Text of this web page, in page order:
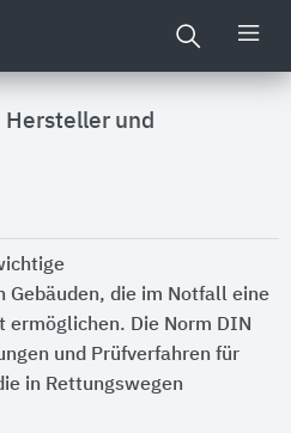
Hersteller und
Gebäuden, die im Notfall eine
ermöglichen. Die Norm DIN
und Prüfverfahren für
in Rettungswegen